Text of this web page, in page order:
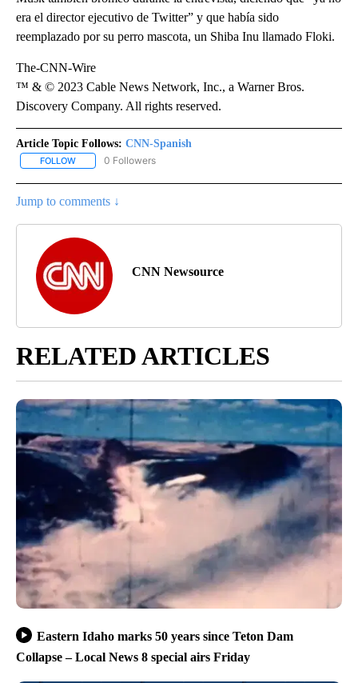
era el director ejecutivo de Twitter” y que había sido
reemplazado por su perro mascota, un Shiba Inu llamado Floki.
The-CNN-Wire
™ & © 2023 Cable News Network, Inc., a Warner Bros.
Discovery Company. All rights reserved.
Article Topic Follows: CNN-Spanish
FOLLOW FOLLOW "CNN-SPANISH" TO RECEIVE NOTIFICATIONS ABOUT
0 Followers
Jump to comments ↓
CNN Newsource
RELATED ARTICLES
Eastern Idaho marks 50 years since Teton Dam
Collapse – Local News 8 special airs Friday